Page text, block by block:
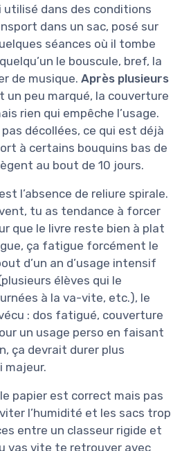
utilisé dans des conditions
dans un sac, posé sur
séances où il tombe
le bouscule, bref, la
de musique. Après plusieurs
un peu marqué, la couverture
rien qui empêche l’usage.
décollées, ce qui est déjà
à certains bouquins bas de
au bout de 10 jours.
l’absence de reliure spirale.
tu as tendance à forcer
que le livre reste bien à plat
ça fatigue forcément le
d’un an d’usage intensif
élèves qui le
à la va-vite, etc.), le
: dos fatigué, couverture
un usage perso en faisant
ça devrait durer plus
majeur.
papier est correct mais pas
l’humidité et les sacs trop
entre un classeur rigide et
vas vite te retrouver avec